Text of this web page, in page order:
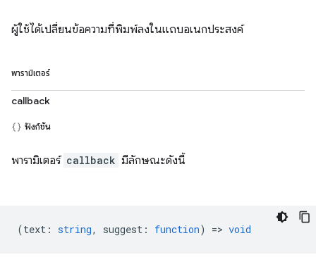
ผู้ใช้ได้เปลี่ยนข้อความที่พิมพ์ลงในแถบอเนกประสงค์
พารามิเตอร์
callback
ฟังก์ชัน
พารามิเตอร์ callback มีลักษณะดังนี้
(text : string, suggest : function) => void